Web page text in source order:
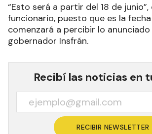
“Esto será a partir del 18 de
funcionario, puesto que es la
comenzará a percibir lo
gobernador Insfrán.
Recibí las noticias en
RECIBIR NEWSLETTER